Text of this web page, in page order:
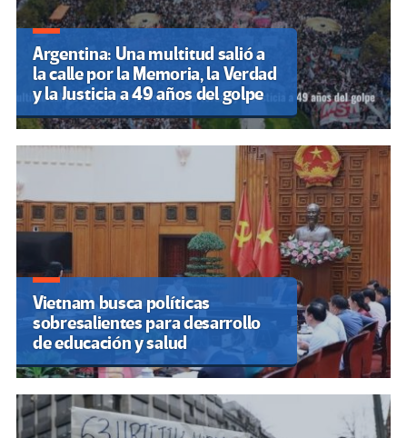
Argentina: Una multitud salió a
la calle por la Memoria, la Verdad
y la Justicia a 49 años del golpe
Vietnam busca políticas
sobresalientes para desarrollo
de educación y salud